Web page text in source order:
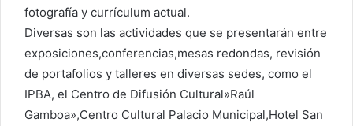
fotografía y currículum actual.
Diversas son las actividades que se presentarán entre
exposiciones,conferencias,mesas redondas, revisión
de portafolios y talleres en diversas sedes, como el
IPBA, el Centro de Difusión Cultural»Raúl
Gamboa»,Centro Cultural Palacio Municipal,Hotel San